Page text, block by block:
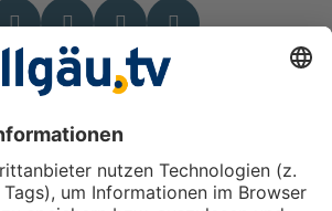
Dich auch